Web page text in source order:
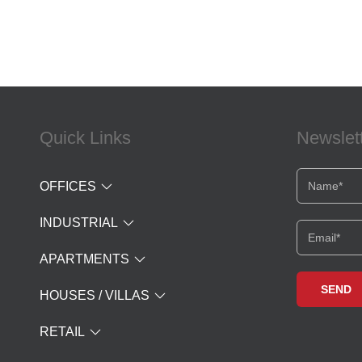
Quick Links
OFFICES
INDUSTRIAL
APARTMENTS
HOUSES / VILLAS
RETAIL